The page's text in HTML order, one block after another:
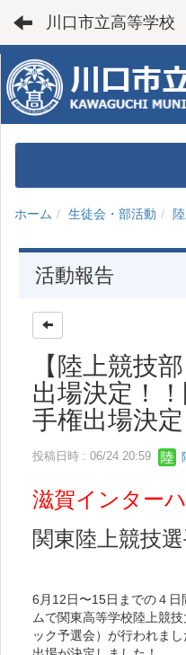
川口市立高等学校
ホーム 生徒会・部活動
活動報告
【陸上競技
出場決定！
手権出場決定
投稿日時 : 06/24 20:59
滋賀インター
関東陸上競技
6月12日〜15日までの４
ムで関東高等学校陸上競
ック予選会）が行われま